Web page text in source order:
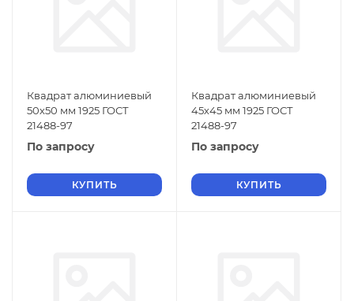
Квадрат алюминиевый
50х50 мм 1925 ГОСТ
21488-97
По запросу
КУПИТЬ
Квадрат алюминиевый
45х45 мм 1925 ГОСТ
21488-97
По запросу
КУПИТЬ